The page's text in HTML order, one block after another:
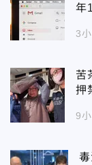
年
3
苦
押
9